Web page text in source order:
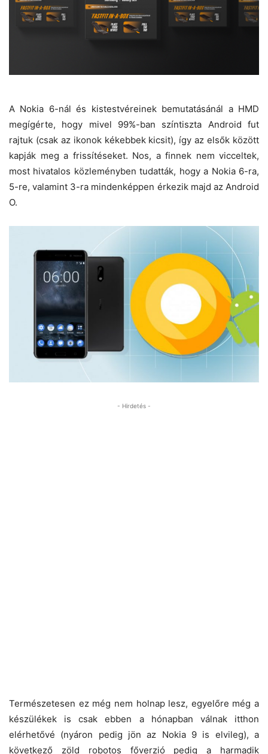
A Nokia 6-nál és kistestvéreinek bemutatásánál a HMD
megígérte, hogy mivel 99%-ban színtiszta Android fut
rajtuk (csak az ikonok kékebbek kicsit), így az elsők között
kapják meg a frissítéseket. Nos, a finnek nem vicceltek,
most hivatalos közleményben tudatták, hogy a Nokia 6-ra,
5-re, valamint 3-ra mindenképpen érkezik majd az Android
O.
- Hirdetés -
Természetesen ez még nem holnap lesz, egyelőre még a
készülékek is csak ebben a hónapban válnak itthon
elérhetővé (nyáron pedig jön az Nokia 9 is elvileg), a
következő zöld robotos főverzió pedig a harmadik